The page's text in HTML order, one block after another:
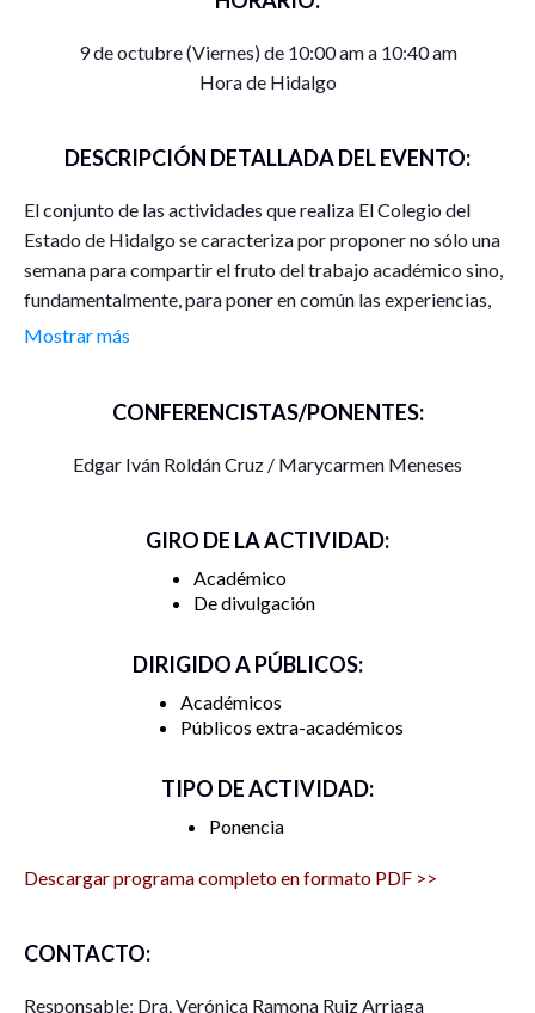
9 de octubre (Viernes) de 10:00 am a 10:40 am
Hora de Hidalgo
DESCRIPCIÓN DETALLADA DEL EVENTO:
El conjunto de las actividades que realiza El Colegio del
Estado de Hidalgo se caracteriza por proponer no sólo una
semana para compartir el fruto del trabajo académico sino,
fundamentalmente, para poner en común las experiencias,
observaciones y reflexiones generadas por el punto de
reflexión de la comunidad de El Colegio. Consulta el
otras mesas que se realizarán en torno a esta temática.
Mostrar más
CONFERENCISTAS/PONENTES:
Edgar Iván Roldán Cruz / Marycarmen Meneses
GIRO DE LA ACTIVIDAD:
Académico
De divulgación
DIRIGIDO A PÚBLICOS:
Académicos
Públicos extra-académicos
TIPO DE ACTIVIDAD:
Ponencia
Descargar programa completo en formato PDF >>
CONTACTO:
Responsable: Dra. Verónica Ramona Ruiz Arriaga